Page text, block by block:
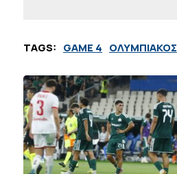
TAGS: GAME 4 ΟΛΥΜΠΙΑΚΟΣ